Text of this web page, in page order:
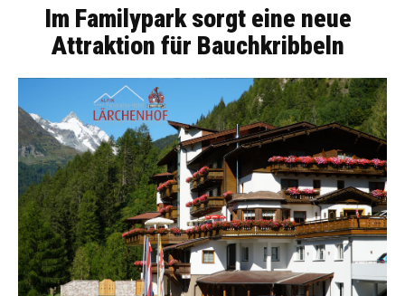
Im Familypark sorgt eine neue
Attraktion für Bauchkribbeln